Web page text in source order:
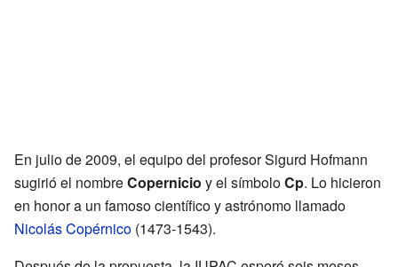
En julio de 2009, el equipo del profesor Sigurd Hofmann
sugirió el nombreCopernicio y el símboloCp. Lo hicieron
en honor a un famoso científico y astrónomo llamado
Nicolás Copérnico (1473-1543).